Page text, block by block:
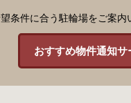
条件に合う駐輪場をご案
おすすめ物件通知